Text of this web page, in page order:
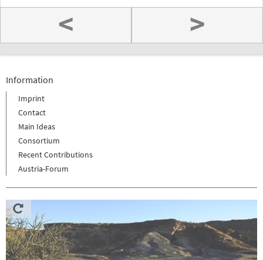
< >
Information
Imprint
Contact
Main Ideas
Consortium
Recent Contributions
Austria-Forum